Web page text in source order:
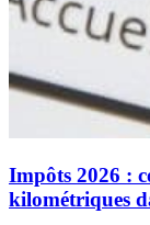
Impôts 2026 :
kilométriques